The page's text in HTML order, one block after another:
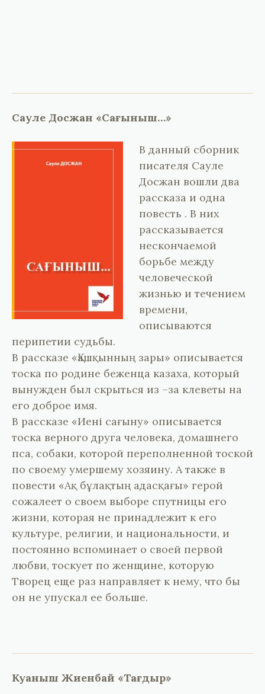
Сауле Досжан «Сағыныш…»
В данный сборник
писателя Сауле
Досжан вошли два
рассказа и одна
повесть . В них
рассказывается
нескончаемой
борьбе между
человеческой
жизнью и течением
времени,
описываются
перипетии судьбы.
В рассказе «Қашқынның зары» описывается
тоска по родине беженца казаха, который
вынужден был скрыться из –за клеветы на
его доброе имя.
В рассказе «Иені сағыну» описывается
тоска верного друга человека, домашнего
пса, собаки, которой переполненной тоской
по своему умершему хозяину. А также в
повести «Ақ бұлақтың адасқағы» герой
сожалеет о своем выборе спутницы его
жизни, которая не принадлежит к его
культуре, религии, и национальности, и
постоянно вспоминает о своей первой
любви, тоскует по женщине, которую
Творец еще раз направляет к нему, что бы
он не упускал ее больше.
Куаныш Жиенбай «Тағдыр»